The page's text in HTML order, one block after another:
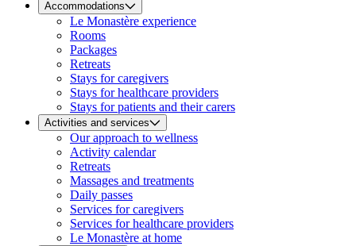
Accommodations
Le Monastère experience
Rooms
Packages
Retreats
Stays for caregivers
Stays for healthcare providers
Stays for patients and their carers
Activities and services
Our approach to wellness
Activity calendar
Retreats
Massages and treatments
Daily passes
Services for caregivers
Services for healthcare providers
Le Monastère at home